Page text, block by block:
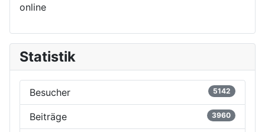
online
Statistik
Besucher 5142
Beiträge 3960